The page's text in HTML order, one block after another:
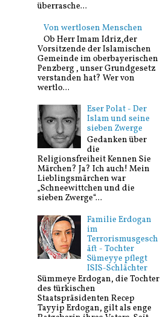
überrasche...
Von wertlosen Menschen
Ob Herr Imam Idriz,der
Vorsitzende der Islamischen
Gemeinde im oberbayerischen
Penzberg , unser Grundgesetz
verstanden hat? Wer von
wertlo...
Eser Polat - Der
Islam und seine
sieben Zwerge
Gedanken über
die
Religionsfreiheit Kennen Sie
Märchen? Ja? Ich auch! Mein
Lieblingsmärchen war
„Schneewittchen und die
sieben Zwerge“...
Familie Erdogan
im
Terrorismusgesch
äft - Tochter
Sümeyye pflegt
ISIS-Schlächter
Sümmeye Erdogan, die Tochter
des türkischen
Staatspräsidenten Recep
Tayyip Erdogan, gilt als enge